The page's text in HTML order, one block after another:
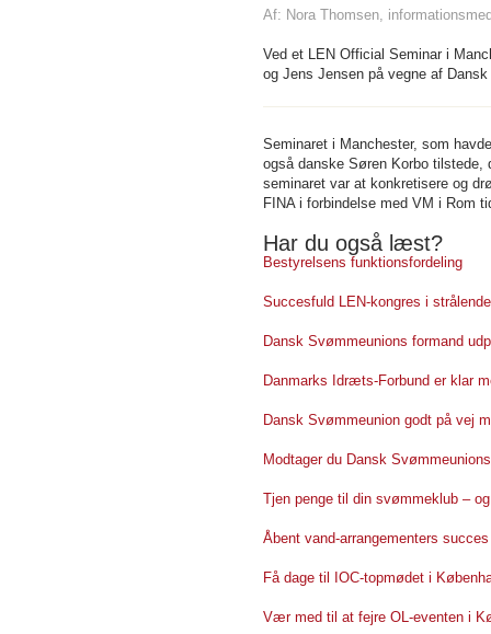
Af: Nora Thomsen,
Ved et LEN Official Seminar i
og Jens Jensen på vegne af
Seminaret i Manchester, som
også danske Søren Korbo
seminaret var at konkretisere og
FINA i forbindelse med VM i Rom
Har du også læst?
Bestyrelsens funktionsfordeling
Succesfuld LEN-kongres i
Dansk Svømmeunions formand
Danmarks Idræts-Forbund er klar
Dansk Svømmeunion godt på vej
Modtager du Dansk
Tjen penge til din svømmeklub –
Åbent vand-arrangementers
Få dage til IOC-topmødet i
Vær med til at fejre OL-eventen i